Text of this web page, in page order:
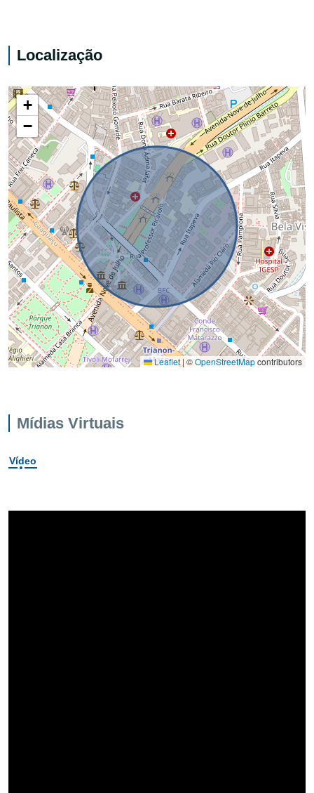
Localização
+
−
Leaflet | ©OpenStreetMapcontributors
Mídias Virtuais
Vídeo